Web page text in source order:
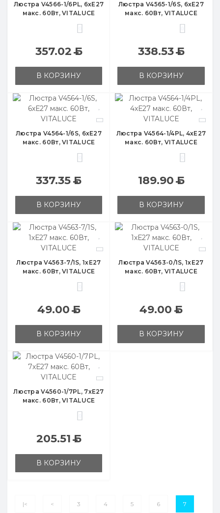
Люстра V4566-1/6PL, 6хЕ27
макс. 60Вт, VITALUCE
357.02Б
В КОРЗИНУ
Люстра V4565-1/6S, 6хЕ27
макс. 60Вт, VITALUCE
338.53Б
В КОРЗИНУ
Люстра V4564-1/6S, 6хЕ27
макс. 60Вт, VITALUCE
337.35Б
В КОРЗИНУ
Люстра V4564-1/4PL, 4хЕ27
макс. 60Вт, VITALUCE
189.90Б
В КОРЗИНУ
Люстра V4563-7/1S, 1хЕ27
макс. 60Вт, VITALUCE
49.00Б
В КОРЗИНУ
Люстра V4563-0/1S, 1хЕ27
макс. 60Вт, VITALUCE
49.00Б
В КОРЗИНУ
Люстра V4560-1/7PL, 7хЕ27
макс. 60Вт, VITALUCE
205.51Б
В КОРЗИНУ
|< < 3 4 5 6 7